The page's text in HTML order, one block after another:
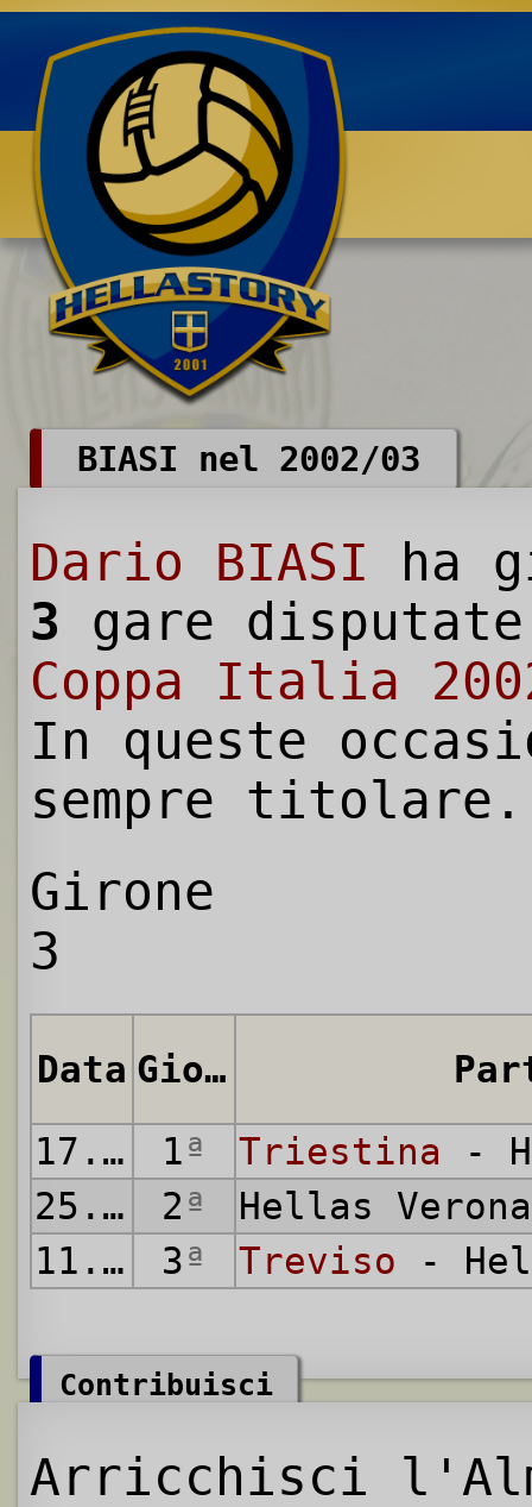
Benvenuti su HELLASTORY.net
BIASI nel 2002/03
Dario BIASI ha
3 gare
Coppa Italia
In queste
sempre titolare.
Girone
3
Data Giornata
17.08.2002
1ª Triestina -
25.08.2002
2ª
Hellas
11.09.2002
3ª Treviso -
Contribuisci
Arricchisci